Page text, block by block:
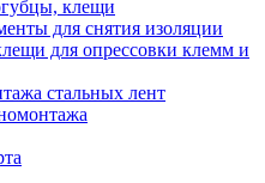
клещи
для снятия изоляции
для опрессовки клемм и
стальных лент